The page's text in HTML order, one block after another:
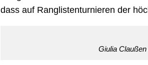
dass auf Ranglistenturnieren der
Giulia